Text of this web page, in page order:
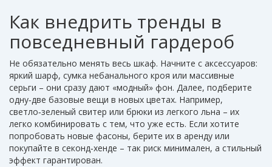
Как внедрить тренды в
повседневный гардероб
Не обязательно менять весь шкаф. Начните с аксессуаров:
яркий шарф, сумка небанального кроя или массивные
серьги – они сразу дают «модный» фон. Далее, подберите
одну‑две базовые вещи в новых цветах. Например,
светло‑зеленый свитер или брюки из легкого льна – их
легко комбинировать с тем, что уже есть. Если хотите
попробовать новые фасоны, берите их в аренду или
покупайте в секонд‑хенде – так риск минимален, а стильный
эффект гарантирован.